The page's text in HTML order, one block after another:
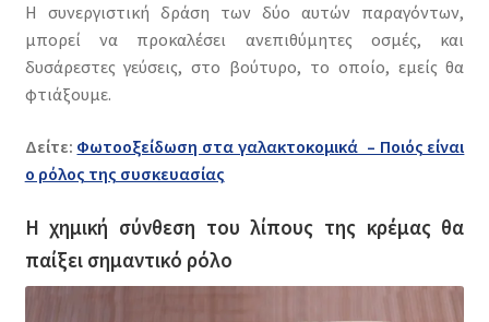
Η συνεργιστική δράση των δύο αυτών παραγόντων,
μπορεί να προκαλέσει ανεπιθύμητες οσμές, και
δυσάρεστες γεύσεις, στο βούτυρο, το οποίο, εμείς θα
φτιάξουμε.
Δείτε: Φωτοοξείδωση στα γαλακτοκομικά – Ποιός είναι
ο ρόλος της συσκευασίας
Η χημική σύνθεση του λίπους της κρέμας θα
παίξει σημαντικό ρόλο